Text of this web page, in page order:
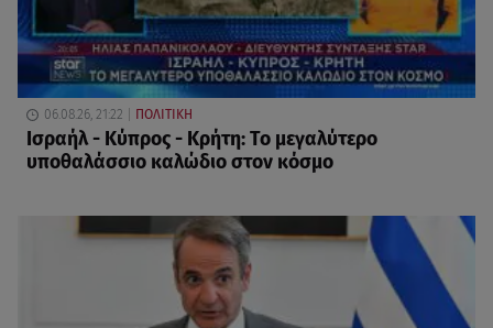
06.08.26, 21:22 ΠΟΛΙΤΙΚΗ
Ισραήλ - Κύπρος - Κρήτη: Το μεγαλύτερο
υποθαλάσσιο καλώδιο στον κόσμο